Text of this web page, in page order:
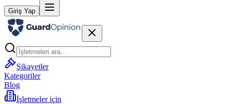
Giriş Yap
Şikayetler
Kategoriler
Blog
İşletmeler için